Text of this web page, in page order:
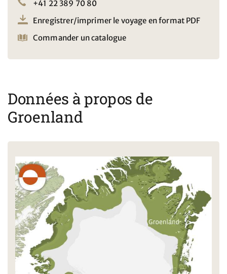
+41 22 389 70 80
Enregistrer/imprimer le voyage en format PDF
Commander un catalogue
Données à propos de
Groenland